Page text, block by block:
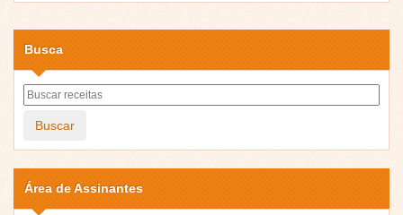
Busca
Buscar
Área de Assinantes